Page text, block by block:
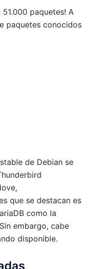
paquetes! A
paquetes conocidos
de Debian se
que se destacan es
como la
embargo, cabe
disponible.